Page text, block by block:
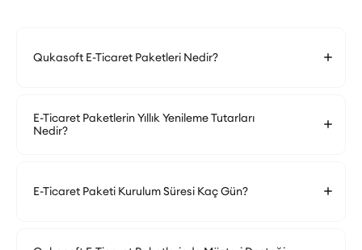
Qukasoft E-Ticaret Paketleri Nedir?
E-Ticaret Paketlerin Yıllık Yenileme Tutarları
Nedir?
E-Ticaret Paketi Kurulum Süresi Kaç Gün?